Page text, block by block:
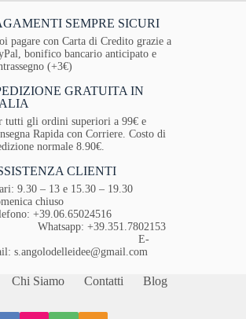
SEMPRE SICURI
pagare con Carta di Credito grazie a
bonifico bancario anticipato e
(+3€)
GRATUITA IN
tutti gli ordini superiori a 99€ e
Rapida con Corriere. Costo di
normale 8.90€.
CLIENTI
9.30 – 13 e 15.30 – 19.30
chiuso
+39.06.65024516
+39.351.7802153
s.angolodelleidee@gmail.com
Chi Siamo Contatti Blog